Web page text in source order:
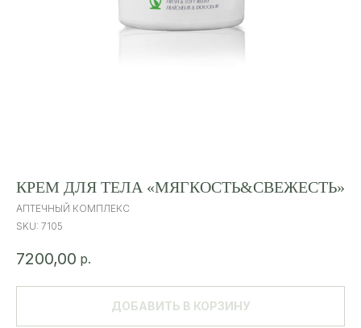
КРЕМ ДЛЯ ТЕЛА «МЯГКОСТЬ&СВЕЖЕСТЬ»
АПТЕЧНЫЙ КОМПЛЕКС
SKU: 7105
7200,00 р.
ДОБАВИТЬ В КОРЗИНУ